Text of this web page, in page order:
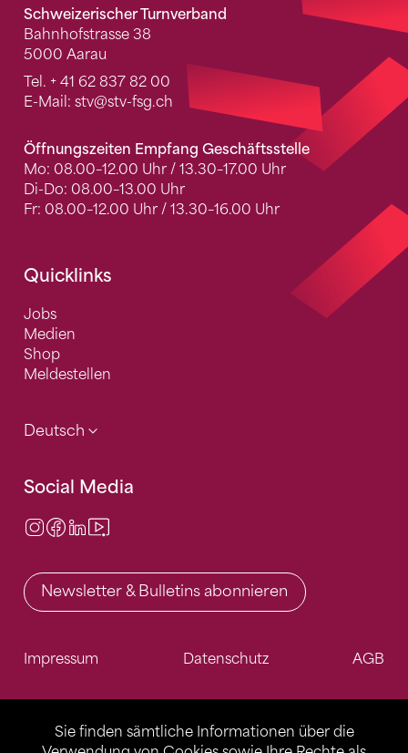
Sie finden sämtliche Informationen über die
Schweizerischer Turnverband
Bahnhofstrasse 38
5000 Aarau
Tel. + 41 62 837 82 00
E-Mail: stv@stv-fsg.ch
Öffnungszeiten Empfang Geschäftsstelle
Mo: 08.00–12.00 Uhr / 13.30–17.00 Uhr
Di-Do: 08.00–13.00 Uhr
Fr: 08.00–12.00 Uhr / 13.30–16.00 Uhr
Quicklinks
Jobs
Medien
Shop
Meldestellen
Deutsch
Social Media
Instagram
Facebook
LinkedIn
Newsletter & Bulletins abonnieren
Impressum Datenschutz AGB